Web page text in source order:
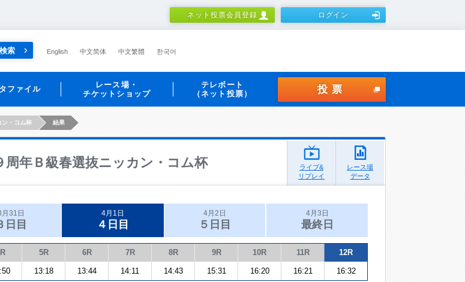
ネット投票会員登録 ログイン
索 English 中文简体 中文繁體 한국어
ファイル
レース場・
チケットショップ
テレボート
（ネット投票）
投票
ン・コム杯 結果
周年Ｂ級春選抜ニッカン・コム杯
ライブ&
リプレイ
レース場
データ
月31日
日目
4月1日
４日目
4月2日
５日目
4月3日
最終日
5R 6R 7R 8R 9R 10R 11R 12R
13:18 13:44 14:11 14:43 15:31 16:20 16:21 16:32